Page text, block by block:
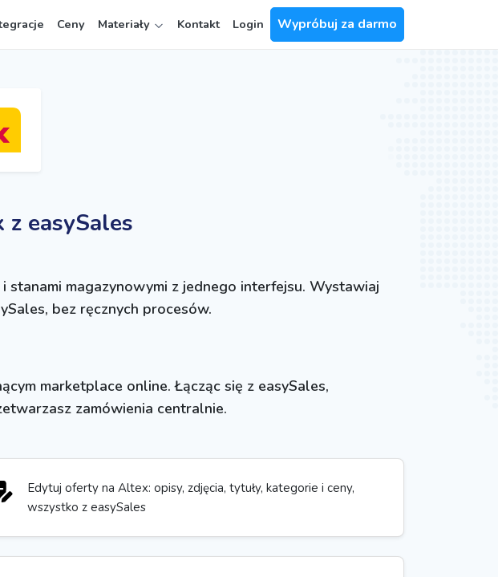
Ceny Materiały Kontakt Login Wypróbuj za darmo
easySales
stanami magazynowymi z jednego interfejsu. Wystawiaj
bez ręcznych procesów.
marketplace online. Łącząc się z easySales,
zamówienia centralnie.
Edytuj oferty na Altex: opisy, zdjęcia, tytuły, kategorie i ceny,
wszystko z easySales